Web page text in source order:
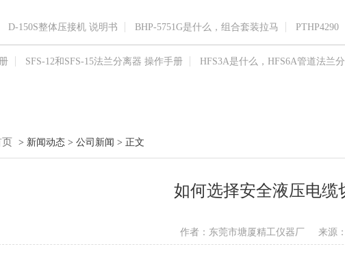
D-150S整体压接机 说明书 BHP-5751G是什么，组合套装拉马 PTHP4290
SFS-12和SFS-15法兰分离器 操作手册 HFS3A是什么，HFS6A管道法兰分
页 > 新闻动态 > 公司新闻 > 正文
如何选择安全液压电缆
作者：东莞市塘厦精工仪器厂 来源：